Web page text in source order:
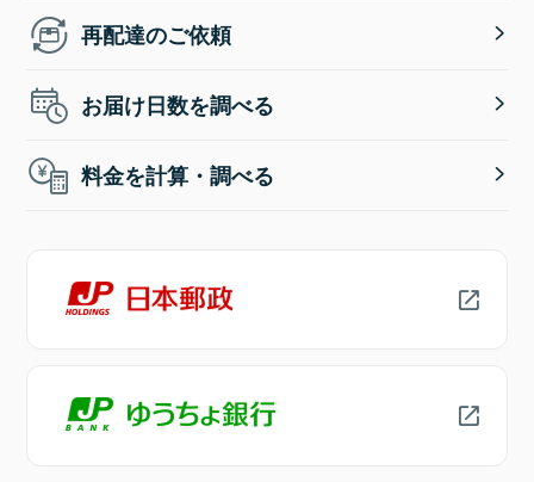
再配達のご依頼
お届け日数を調べる
料金を計算・調べる